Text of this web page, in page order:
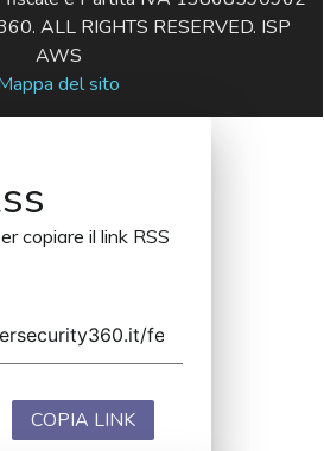
ALL RIGHTS RESERVED. ISP
AWS
del sito
copiare il link RSS
COPIA LINK